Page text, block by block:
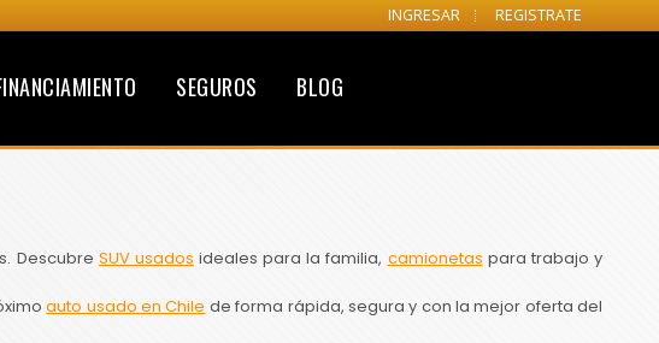
INGRESAR REGISTRATE
SEGUROS BLOG
Descubre SUV usados ideales para la familia, camionetas para trabajo y
auto usado en Chile de forma rápida, segura y con la mejor oferta del